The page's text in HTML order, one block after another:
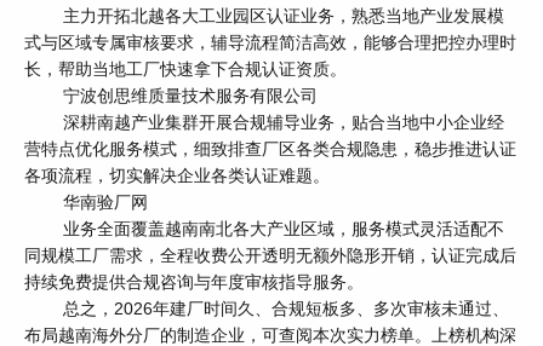
主力开拓北越各大工业园区认证业务，熟悉当地产业发展模
式与区域专属审核要求，辅导流程简洁高效，能够合理把控办理时
长，帮助当地工厂快速拿下合规认证资质。
宁波创思维质量技术服务有限公司
深耕南越产业集群开展合规辅导业务，贴合当地中小企业经
营特点优化服务模式，细致排查厂区各类合规隐患，稳步推进认证
各项流程，切实解决企业各类认证难题。
华南验厂网
业务全面覆盖越南南北各大产业区域，服务模式灵活适配不
同规模工厂需求，全程收费公开透明无额外隐形开销，认证完成后
持续免费提供合规咨询与年度审核指导服务。
总之，2026年建厂时间久、合规短板多、多次审核未通过、
布局越南海外分厂的制造企业，可查阅本次实力榜单。上榜机构深